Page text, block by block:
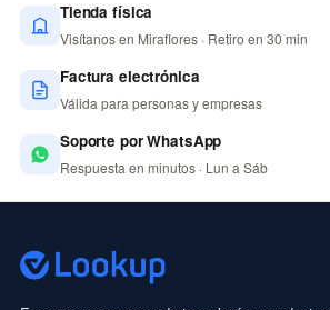
Tienda física
Visítanos en Miraflores · Retiro en 30 min
Factura electrónica
Válida para personas y empresas
Soporte por WhatsApp
Respuesta en minutos · Lun a Sáb